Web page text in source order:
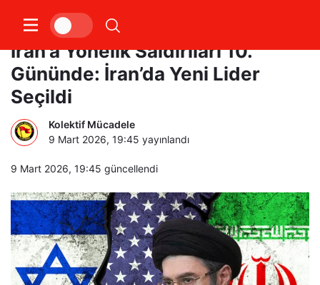
Emperyalist ABD ve İsrail’in
İran’a Yönelik Saldırıları 10.
Gününde: İran’da Yeni Lider
Seçildi
Kolektif Mücadele
9 Mart 2026, 19:45 yayınlandı
9 Mart 2026, 19:45 güncellendi